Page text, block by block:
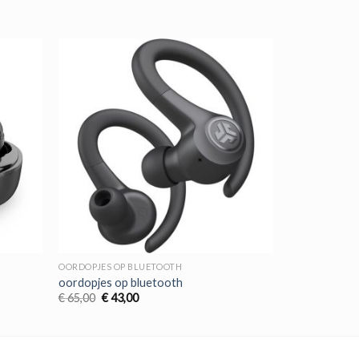
OORDOPJES OP BLUETOOTH
oordopjes op bluetooth
€65,00 Oorspronkelijke
€43,00Huidige